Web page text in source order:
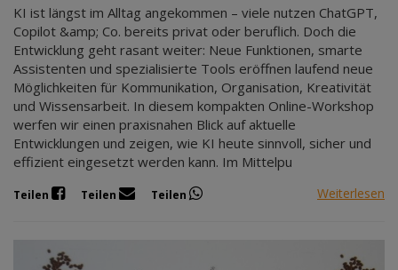
KI ist längst im Alltag angekommen – viele nutzen ChatGPT,
Copilot &amp; Co. bereits privat oder beruflich. Doch die
Entwicklung geht rasant weiter: Neue Funktionen, smarte
Assistenten und spezialisierte Tools eröffnen laufend neue
Möglichkeiten für Kommunikation, Organisation, Kreativität
und Wissensarbeit. In diesem kompakten Online-Workshop
werfen wir einen praxisnahen Blick auf aktuelle
Entwicklungen und zeigen, wie KI heute sinnvoll, sicher und
effizient eingesetzt werden kann. Im Mittelpu
Teilen Teilen Teilen Weiterlesen